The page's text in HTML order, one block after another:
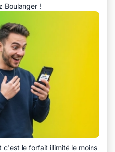
Boulanger !
c'est le forfait illimité le moins